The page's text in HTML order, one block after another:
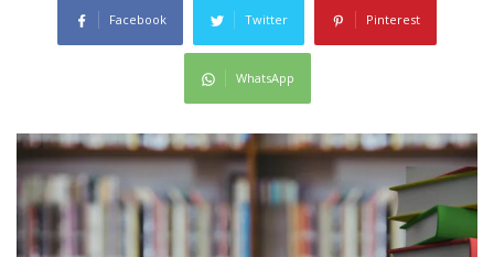
Facebook Twitter Pinterest
WhatsApp